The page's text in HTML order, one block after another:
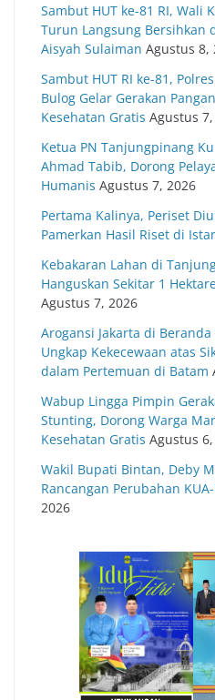
Sambut HUT ke-81 RI, Wali
Turun Langsung Bersihkan
Aisyah Sulaiman Agustus 8,
Sambut HUT RI ke-81,
Bulog Gelar Gerakan
Kesehatan Gratis Agustus
Ketua PN Tanjungpinang
Ahmad Tabib, Dorong
Humanis Agustus 7, 2026
Pertama Kalinya, Periset
Pamerkan Hasil Riset di
Kebakaran Lahan di
Hanguskan Sekitar 1
Agustus 7, 2026
Arogansi Jakarta di Beranda
Ungkap Kekecewaan atas
dalam Pertemuan di Batam
Wabup Lingga Pimpin
Stunting, Dorong Warga
Kesehatan Gratis Agustus
Wakil Bupati Bintan, Deby
Rancangan Perubahan KUA-
2026